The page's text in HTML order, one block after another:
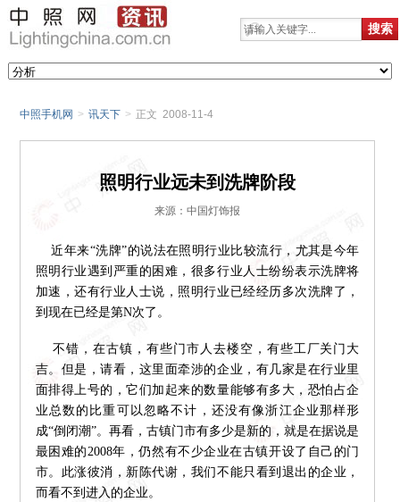
中照手机网 > 讯天下 > 正文 2008-11-4
照明行业远未到洗牌阶段
来源：中国灯饰报
近年来“洗牌”的说法在照明行业比较流行，尤其是今年
照明行业遇到严重的困难，很多行业人士纷纷表示洗牌将
加速，还有行业人士说，照明行业已经经历多次洗牌了，
到现在已经是第N次了。
不错，在古镇，有些门市人去楼空，有些工厂关门大
吉。但是，请看，这里面牵涉的企业，有几家是在行业里
面排得上号的，它们加起来的数量能够有多大，恐怕占企
业总数的比重可以忽略不计，还没有像浙江企业那样形
成“倒闭潮”。再看，古镇门市有多少是新的，就是在据说是
最困难的2008年，仍然有不少企业在古镇开设了自己的门
市。此涨彼消，新陈代谢，我们不能只看到退出的企业，
而看不到进入的企业。